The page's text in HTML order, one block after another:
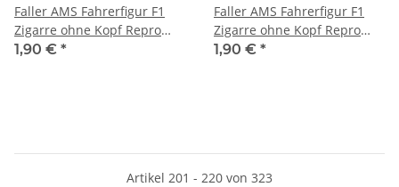
Faller AMS Fahrerfigur F1
Zigarre ohne Kopf Repro
grau
1,90 € *
Faller AMS Fahrerfigur F1
Zigarre ohne Kopf Repro
weiß
1,90 € *
Artikel 201 - 220 von 323